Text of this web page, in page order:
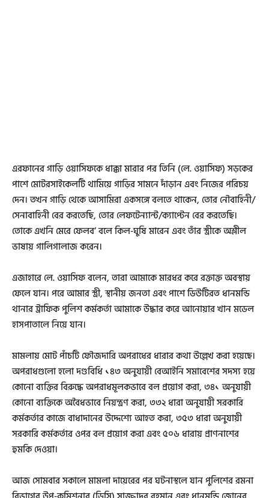
এরফানের গাড়ি ওয়াসিফকে ধাক্কা মারার পর তিনি (লে. ওয়াসিফ) সড়কের
পাশে মোটরসাইকেলটি থামিয়ে গাড়ির সামনে দাঁড়ান এবং নিজের পরিচয়
দেন। তখন গাড়ি থেকে আসামিরা একসঙ্গে বলতে থাকেন, তোর নৌবাহিনী/
সেনাবাহিনী বের করতেছি, তোর লেফটেন্যান্ট/ক্যাপ্টেন বের করতেছি।
তোকে এখনি মেরে ফেলব’ বলে কিল-ঘুষি মারেন এবং তাঁর স্ত্রীকে অশ্লীল
ভাষায় গালিগালাজ করেন।
এজাহারে লে. ওয়াসিফ বলেন, তারা আমাকে মারধর করে রক্তাক্ত অবস্থায়
ফেলে যান। পরে আমার স্ত্রী, স্থানীয় জনতা এবং পাশে ডিউটিরত ধানমন্ডি
থানার ট্রাফিক পুলিশ কর্মকর্তা আমাকে উদ্ধার করে আনোয়ার খান মডেল
হাসপাতালে নিয়ে যান।
মামলায় মোট পাঁচটি ফৌজদারি অপরাধের ধারার কথা উল্লেখ করা হয়েছে।
অপরাধগুলো হলো দণ্ডবিধি ১৪৩ অনুযায়ী বেআইনি সমাবেশের সদস্য হয়ে
কোনো ব্যক্তির বিরুদ্ধে অপরাধমূলকভাবে বল প্রয়োগ করা, ৩৪১ অনুযায়ী
কোনো ব্যক্তিকে অবৈধভাবে নিয়ন্ত্রণ করা, ৩৩২ ধারা অনুযায়ী সরকারি
কর্মকর্তার কাজে বাধাদানের উদ্দেশ্যে আহত করা, ৩৫৩ ধারা অনুযায়ী
সরকারি কর্মকর্তার ওপর বল প্রয়োগ করা এবং ৫০৬ ধারায় প্রাণনাশের
হুমকি দেওয়া।
আজ সোমবার সকালে মামলা দায়েরের পর ঘটনাস্থলে যান পুলিশের রমনা